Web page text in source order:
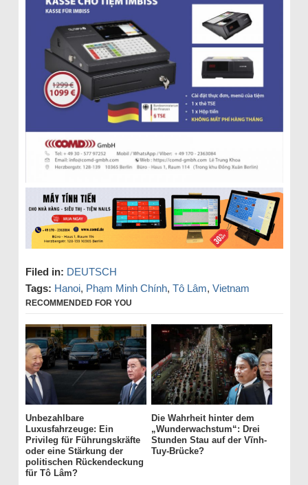
Filed in: DEUTSCH
Tags: Hanoi, Phạm Minh Chính, Tô Lâm, Vietnam
RECOMMENDED FOR YOU
Unbezahlbare
Luxusfahrzeuge: Ein
Privileg für Führungskräfte
oder eine Stärkung der
politischen Rückendeckung
für Tô Lâm?
Die Wahrheit hinter dem
„Wunderwachstum“: Drei
Stunden Stau auf der Vĩnh-
Tuy-Brücke?